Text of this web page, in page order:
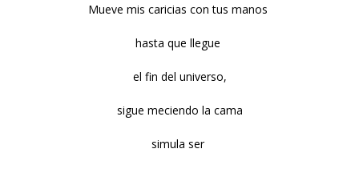
Mueve mis caricias con tus manos
hasta que llegue
el fin del universo,
sigue meciendo la cama
simula ser